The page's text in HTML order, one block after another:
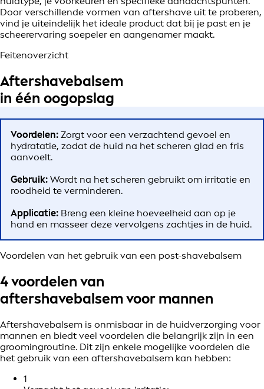
Door verschillende vormen van aftershave uit te proberen,
vind je uiteindelijk het ideale product dat bij je past en je
scheerervaring soepeler en aangenamer maakt.
Feitenoverzicht
Aftershavebalsem
in één oogopslag
Voordelen: Zorgt voor een verzachtend gevoel en
hydratatie, zodat de huid na het scheren glad en fris
aanvoelt.
Gebruik: Wordt na het scheren gebruikt om irritatie en
roodheid te verminderen.
Applicatie: Breng een kleine hoeveelheid aan op je
hand en masseer deze vervolgens zachtjes in de huid.
Voordelen van het gebruik van een post-shavebalsem
4 voordelen van
aftershavebalsem voor mannen
Aftershavebalsem is onmisbaar in de huidverzorging voor
mannen en biedt veel voordelen die belangrijk zijn in een
groomingroutine. Dit zijn enkele mogelijke voordelen die
het gebruik van een aftershavebalsem kan hebben:
1